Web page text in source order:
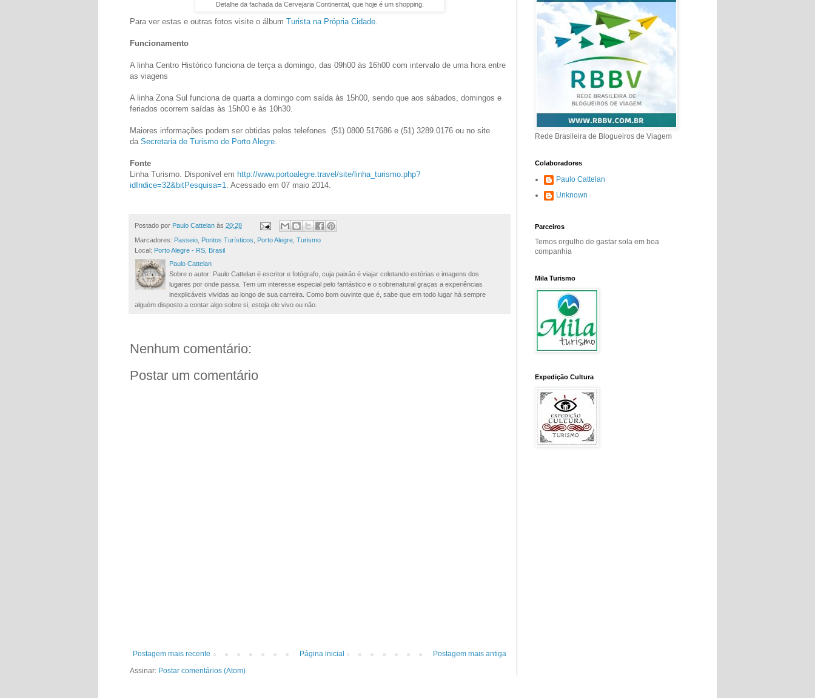
Detalhe da fachada da Cervejaria Continental, que hoje é um shopping.
Para ver estas e outras fotos visite o álbum Turista na Própria Cidade
Funcionamento
A linha Centro Histórico funciona de terça a domingo, das 09h00 às 16h00 com intervalo de uma hora entre
as viagens
A linha Zona Sul funciona de quarta a domingo com saída às 15h00, sendo que aos sábados, domingos e
feriados ocorrem saídas às 15h00 e às 10h30.
Maiores informações podem ser obtidas pelos telefones (51) 0800.517686 e (51) 3289.0176 ou no site
da Secretaria de Turismo de Porto Alegre
Fonte
Linha Turismo. Disponível em http://www.portoalegre.travel/site/linha_turismo.php?
idIndice=32&bitPesquisa=1
. Acessado em 07 maio 2014.
Postado por Paulo Cattelan às 20:28
Marcadores: Passeio Pontos Turísticos Porto Alegre Turismo
Local: Porto Alegre - RS, Brasil
Paulo Cattelan
Sobre o autor: Paulo Cattelan é escritor e fotógrafo, cuja paixão é viajar coletando estórias e imagens dos
lugares por onde passa. Tem um interesse especial pelo fantástico e o sobrenatural graças a experiências
inexplicáveis vividas ao longo de sua carreira. Como bom ouvinte que é, sabe que em todo lugar há sempre
alguém disposto a contar algo sobre si, esteja ele vivo ou não.
Nenhum comentário:
Postar um comentário
Postagem mais recente Postagem mais antiga
Página inicial
Assinar: Postar comentários (Atom)
Rede Brasileira de Blogueiros de Viagem
Colaboradores
Paulo Cattelan
Unknown
Parceiros
Temos orgulho de gastar sola em boa
companhia
Mila Turismo
Expedição Cultura